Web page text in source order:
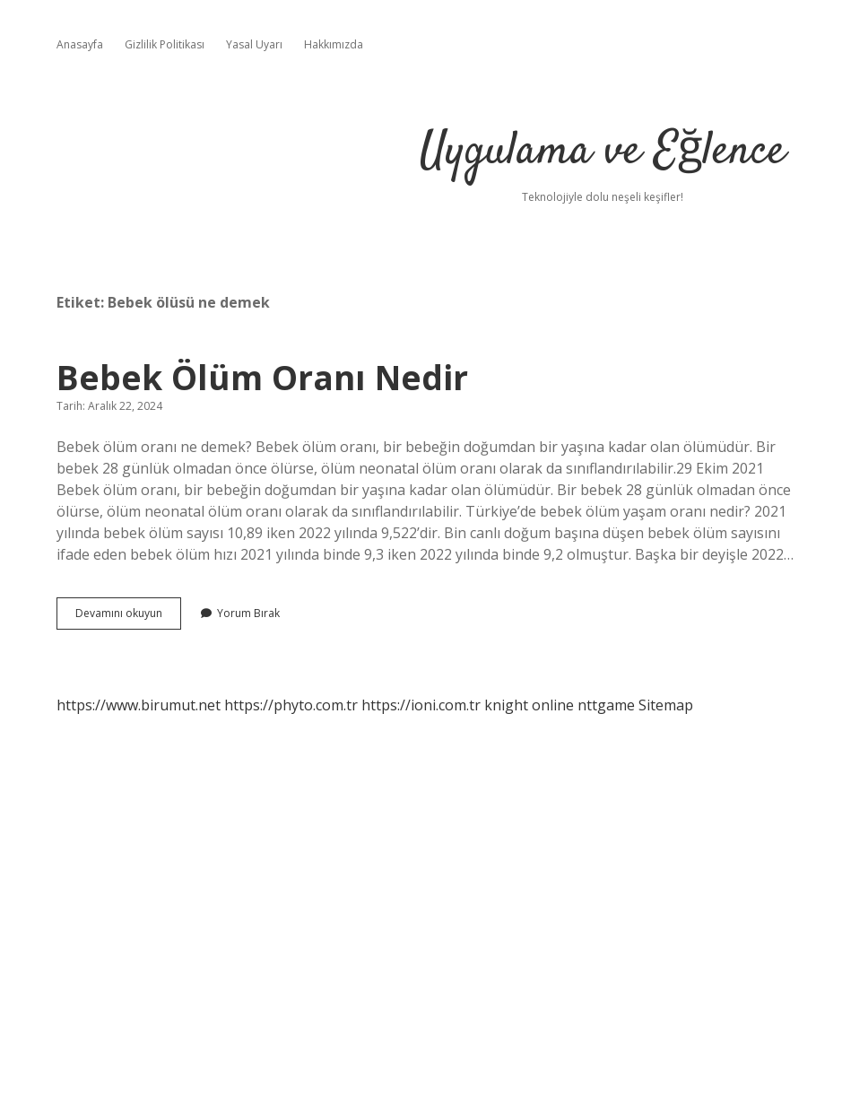
Anasayfa Gizlilik Politikası Yasal Uyarı Hakkımızda
Uygulama ve Eğlence
Teknolojiyle dolu neşeli keşifler!
Etiket: Bebek ölüsü ne demek
Bebek Ölüm Oranı Nedir
Tarih: Aralık 22, 2024
Bebek ölüm oranı ne demek? Bebek ölüm oranı, bir bebeğin doğumdan bir yaşına kadar olan ölümüdür. Bir
bebek 28 günlük olmadan önce ölürse, ölüm neonatal ölüm oranı olarak da sınıflandırılabilir.29 Ekim 2021
Bebek ölüm oranı, bir bebeğin doğumdan bir yaşına kadar olan ölümüdür. Bir bebek 28 günlük olmadan önce
ölürse, ölüm neonatal ölüm oranı olarak da sınıflandırılabilir. Türkiye’de bebek ölüm yaşam oranı nedir? 2021
yılında bebek ölüm sayısı 10,89 iken 2022 yılında 9,522’dir. Bin canlı doğum başına düşen bebek ölüm sayısını
ifade eden bebek ölüm hızı 2021 yılında binde 9,3 iken 2022 yılında binde 9,2 olmuştur. Başka bir deyişle 2022…
Devamını okuyun
Ölüm
Yorum Bırak
https://www.birumut.net https://phyto.com.tr https://ioni.com.tr knight online nttgame Sitemap